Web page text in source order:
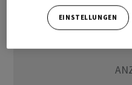
EINSTELLUNGEN